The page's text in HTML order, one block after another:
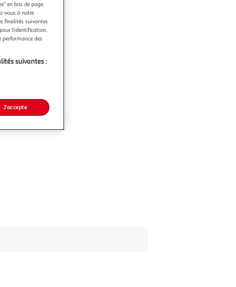
en bas de page.
vous à notre
finalités suivantes
l’identification.
performance des
suivantes :
J'accepte